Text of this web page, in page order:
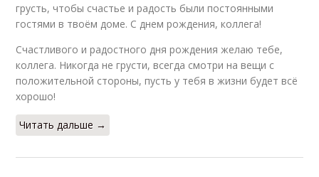
грусть, чтобы счастье и радость были постоянными
гостями в твоём доме. С днем рождения, коллега!
Счастливого и радостного дня рождения желаю тебе,
коллега. Никогда не грусти, всегда смотри на вещи с
положительной стороны, пусть у тебя в жизни будет всё
хорошо!
Читать дальше →